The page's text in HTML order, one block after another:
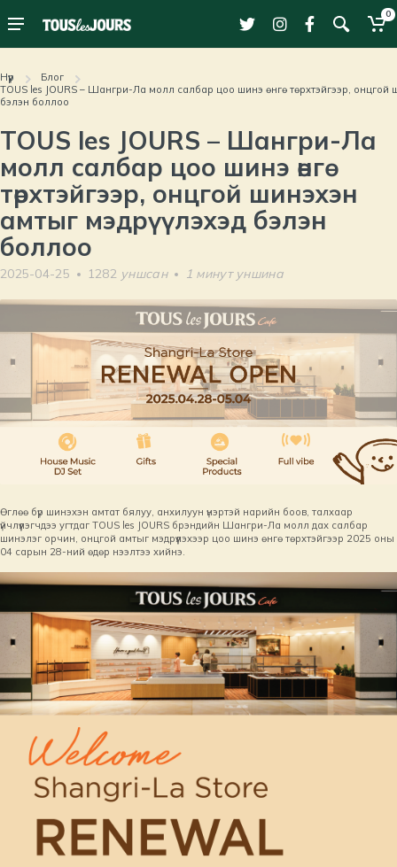
0
Нүүр
Блог
TOUS les JOURS – Шангри-Ла молл салбар цоо шинэ өнгө төрхтэйгээр, онцгой
бэлэн боллоо
TOUS les JOURS – Шангри-Ла
молл салбар цоо шинэ өнгө
төрхтэйгээр, онцгой шинэхэн
амтыг мэдрүүлэхэд бэлэн
боллоо
2025-04-25 1282 уншсан 1 минут уншина
Өглөө бүр шинэхэн амтат бялуу, анхилуун үнэртэй нарийн боов, талхаар
үйчлүүлэгчдээ угтдаг TOUS les JOURS брэндийн Шангри-Ла молл дах салбар
шинэлэг орчин, онцгой амтыг мэдрүүлэхээр цоо шинэ өнгө төрхтэйгээр 2025 оны
04 сарын 28-ний өдөр нээлтээ хийнэ.